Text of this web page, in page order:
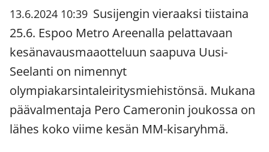
13.6.2024 10:39 Susijengin vieraaksi tiistaina
25.6. Espoo Metro Areenalla pelattavaan
kesänavausmaaotteluun saapuva Uusi-
Seelanti on nimennyt
olympiakarsintaleiritysmiehistönsä. Mukana
päävalmentaja Pero Cameronin joukossa on
lähes koko viime kesän MM-kisaryhmä.